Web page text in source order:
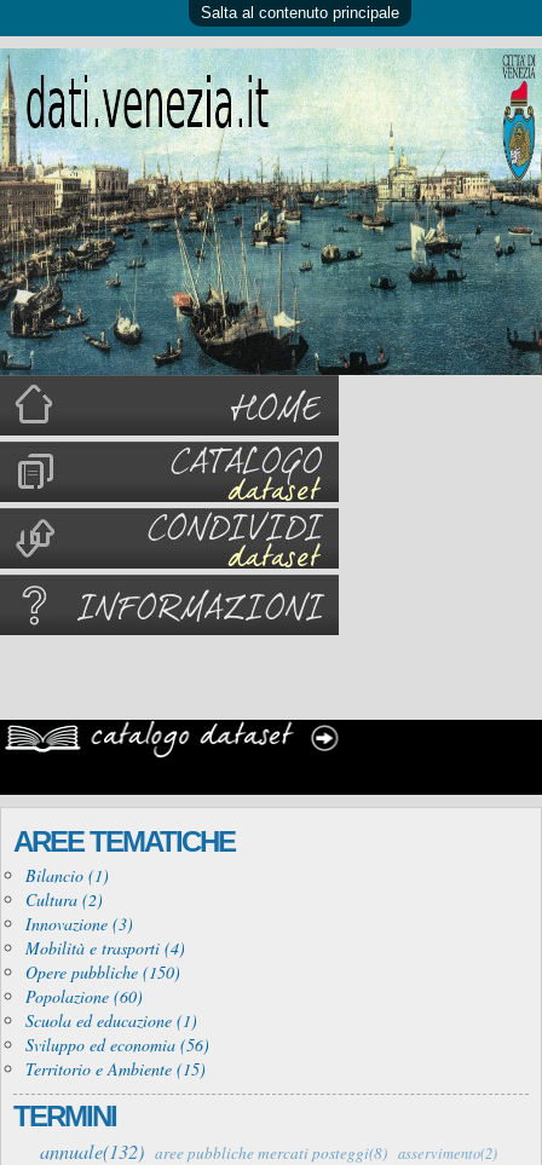
Salta al contenuto principale
AREE TEMATICHE
Bilancio (1)
Cultura (2)
Innovazione (3)
Mobilità e trasporti (4)
Opere pubbliche (150)
Popolazione (60)
Scuola ed educazione (1)
Sviluppo ed economia (56)
Territorio e Ambiente (15)
TERMINI
annuale(132) aree pubbliche mercati posteggi(8) asservimento(2)